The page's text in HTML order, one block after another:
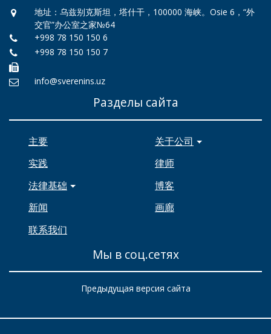
地址：乌兹别克斯坦，塔什干，100000 海峡。Osie 6，“外
交官”办公室之家№64
+998 78 150 150 6
+998 78 150 150 7
info@sverenins.uz
Разделы сайта
主要
关于公司
实践
律师
法律基础
博客
新闻
画廊
联系我们
Мы в соц.сетях
Предыдущая версия сайта